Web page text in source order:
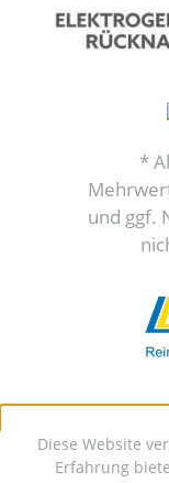
*
und ggf.
Diese Website
Erfahrung